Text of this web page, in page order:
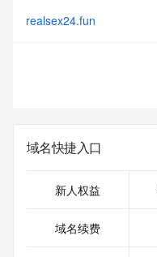
realsex24.fun
域名快捷入口
新人权益
域名续费